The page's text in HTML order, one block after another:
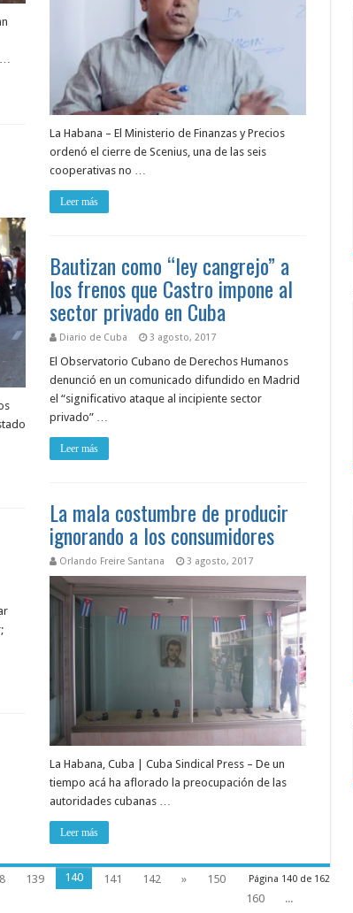
…
La Habana – El Ministerio de Finanzas y Precios
ordenó el cierre de Scenius, una de las seis
cooperativas no …
Leer más
Bautizan como “ley cangrejo” a
los frenos que Castro impone al
sector privado en Cuba
Diario de Cuba 3 agosto, 2017
El Observatorio Cubano de Derechos Humanos
denunció en un comunicado difundido en Madrid
el “significativo ataque al incipiente sector
privado” …
Leer más
La mala costumbre de producir
ignorando a los consumidores
Orlando Freire Santana 3 agosto, 2017
La Habana, Cuba | Cuba Sindical Press – De un
tiempo acá ha aflorado la preocupación de las
autoridades cubanas …
Leer más
Página 140 de 162
139 140 141 142 »
150
160
...